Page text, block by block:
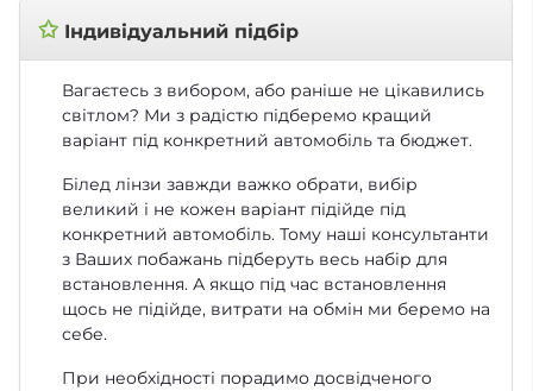
✩Індивідуальний підбір
Вагаєтесь з вибором, або раніше не цікавились
світлом? Ми з радістю підберемо кращий
варіант під конкретний автомобіль та бюджет.
Білед лінзи завжди важко обрати, вибір
великий і не кожен варіант підійде під
конкретний автомобіль. Тому наші консультанти
з Ваших побажань підберуть весь набір для
встановлення. А якщо під час встановлення
щось не підійде, витрати на обмін ми беремо на
себе.
При необхідності порадимо досвідченого